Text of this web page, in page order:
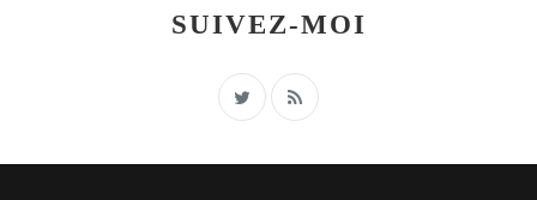
SUIVEZ-MOI